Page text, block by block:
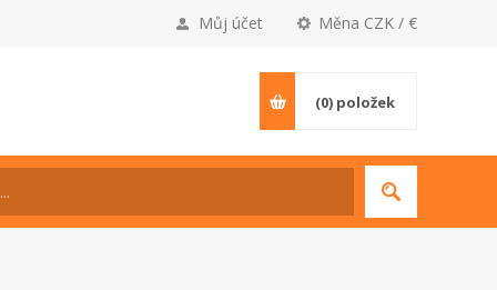
Měna CZK / €
Můj účet
(0) položek